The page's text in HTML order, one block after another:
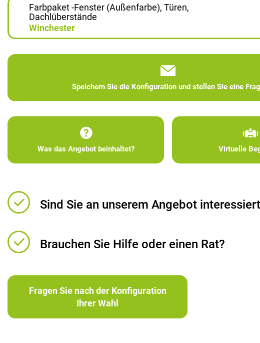
Farbpaket -Fenster (Außenfarbe), Türen,
Dachlüberstände
Winchester
Speichern Sie die Konfiguration und stellen Sie eine
Was das Angebot beinhaltet? Virtuelle
Sind Sie an unserem Angebot
Brauchen Sie Hilfe oder einen Rat?
Fragen Sie nach der Konfiguration
Ihrer Wahl